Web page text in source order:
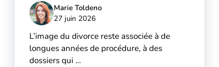
Marie Toldeno
27 juin 2026
L’image du divorce reste associée à de
longues années de procédure, à des
dossiers qui …